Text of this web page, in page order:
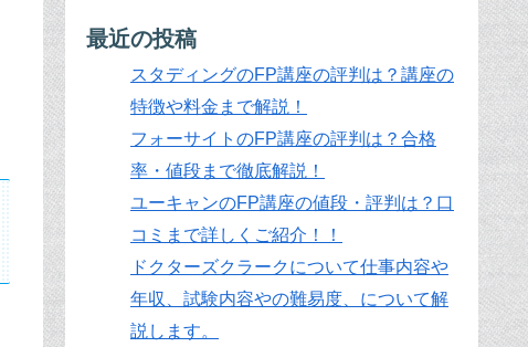
最近の投稿
スタディングのFP講座の評判は？講座の
特徴や料金まで解説！
フォーサイトのFP講座の評判は？合格
率・値段まで徹底解説！
ユーキャンのFP講座の値段・評判は？口
コミまで詳しくご紹介！！
ドクターズクラークについて仕事内容や
年収、試験内容やの難易度、について解
説します。